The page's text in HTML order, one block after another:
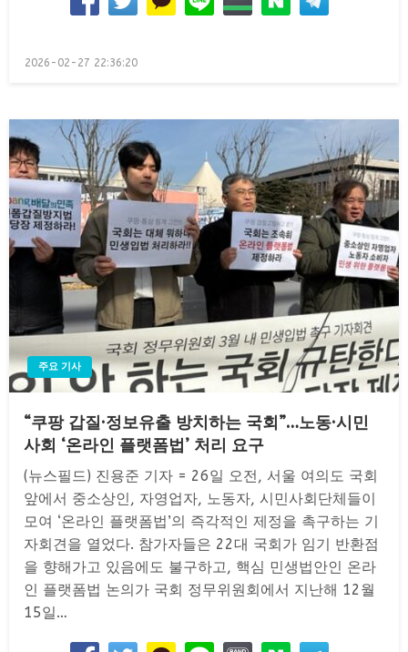
Posted
2026-02-27 22:36:20
주요 기사
“쿠팡 갑질·정보유출 방치하는 국회”…노동·시민
사회 ‘온라인 플랫폼법’ 처리 요구
(뉴스필드) 진용준 기자 = 26일 오전, 서울 여의도 국회
앞에서 중소상인, 자영업자, 노동자, 시민사회단체들이
모여 ‘온라인 플랫폼법’의 즉각적인 제정을 촉구하는 기
자회견을 열었다. 참가자들은 22대 국회가 임기 반환점
을 향해가고 있음에도 불구하고, 핵심 민생법안인 온라
인 플랫폼법 논의가 국회 정무위원회에서 지난해 12월
15일…